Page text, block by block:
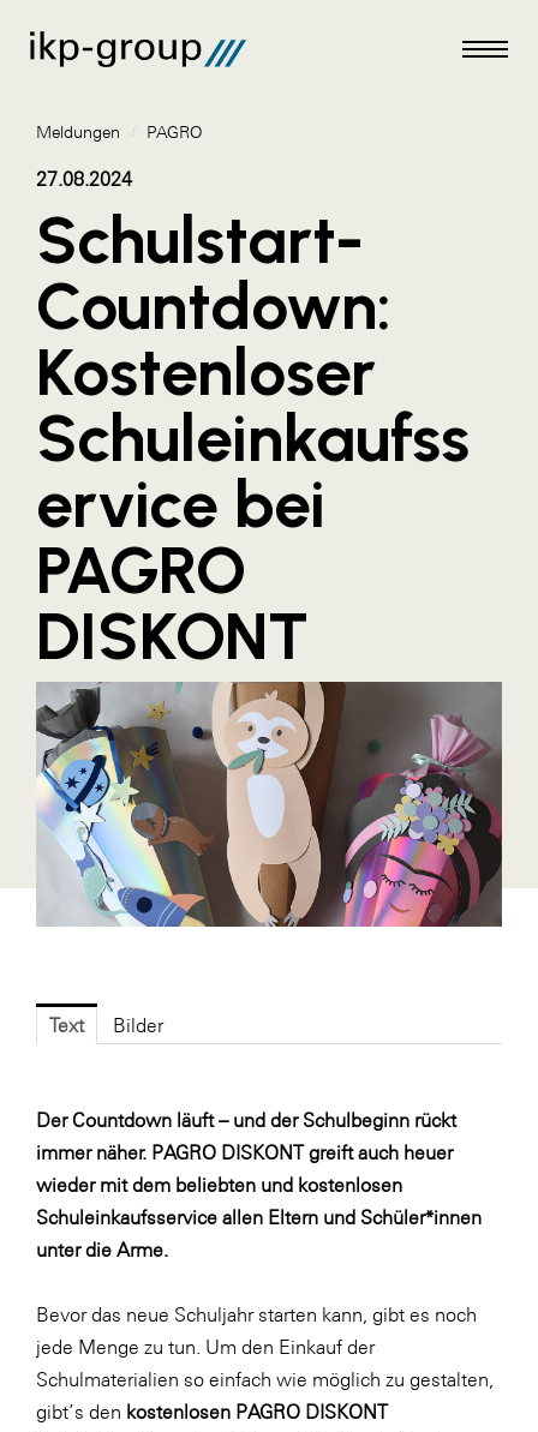
Meldungen
AKTUELLES
ACO
ALEX Krems
Amazon Web Services
Artweger
AustroCel Hallein
Blaguss
Bundesverband Sonnenschutztechnik
Cineplexx
Colmobil Austria
Controller Institut
Darbo
Designer Outlets Parndorf und Salzburg
DOMOFERM
Essity
FG UBIT Salzburg
foodaffairs
FRoSTA
FV Energierohstoff & Kraftstoff
Gardena
Gas Connect Austria
Bauvereinigungen
Getzner Werkstoffe
Heimat Österreich
Meldungen / PAGRO
27.08.2024
Schulstart-
Countdown:
Kostenloser
Schuleinkaufss
ervice bei
PAGRO
DISKONT
Text Bilder
Der Countdown läuft – und der Schulbeginn rückt
immer näher. PAGRO DISKONT greift auch heuer
wieder mit dem beliebten und kostenlosen
Schuleinkaufsservice allen Eltern und Schüler*innen
unter die Arme.
Bevor das neue Schuljahr starten kann, gibt es noch
jede Menge zu tun. Um den Einkauf der
Schulmaterialien so einfach wie möglich zu gestalten,
gibt’s den kostenlosen PAGRO DISKONT